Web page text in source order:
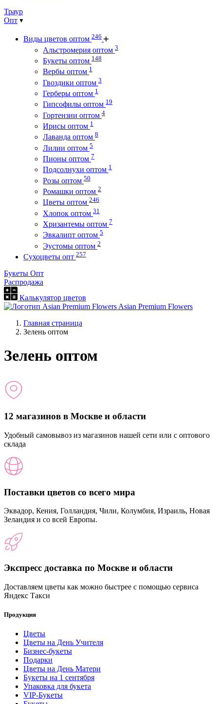
Траур
Опт
Виды цветов оптом 246
Альстромерия оптом 3
Букеты оптом 148
Вербы оптом 1
Гвоздики оптом 3
Герберы оптом 1
Гипсофилы оптом 19
Гортензии оптом 4
Ирисы оптом 1
Лаванда оптом 8
Лилии оптом 5
Пионы оптом 7
Подсолнухи оптом 1
Розы оптом 50
Ромашки оптом 2
Цветы оптом 246
Хлопок оптом 31
Хризантемы оптом 7
Эвкалипт оптом 5
Эустомы оптом 2
Сухоцветы опт 257
Букеты Опт
Распродажа
Калькулятор цветов
Asian Premium Flowers
Главная страница
Зелень оптом
Зелень оптом
12 магазинов в Москве и области
Удобный самовывоз из магазинов нашей сети или с оптового
склада
Поставки цветов со всего мира
Эквадор, Кения, Голландия, Чили, Колумбия, Израиль, Новая
Зеландия и со всей Европы.
Экспресс доставка по Москве и области
Доставляем цветы как можно быстрее с помощью сервиса
Яндекс Такси
Продукция
Цветы
Цветы на День Учителя
Бизнес-букеты
Подарки
Цветы на День Матери
Букеты на 1 сентября
Упаковка для букета
VIP-Букеты